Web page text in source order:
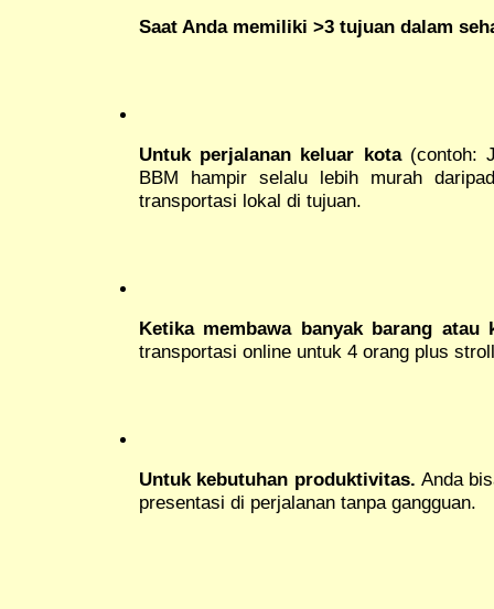
Saat Anda memiliki >3 tujuan dalam
Untuk perjalanan keluar kota(contoh:
BBM hampir selalu lebih murah
transportasi lokal di tujuan.
Ketika membawa banyak barang atau
transportasi online untuk 4 orang plus
Untuk kebutuhan produktivitas. Anda
presentasi di perjalanan tanpa gangguan.